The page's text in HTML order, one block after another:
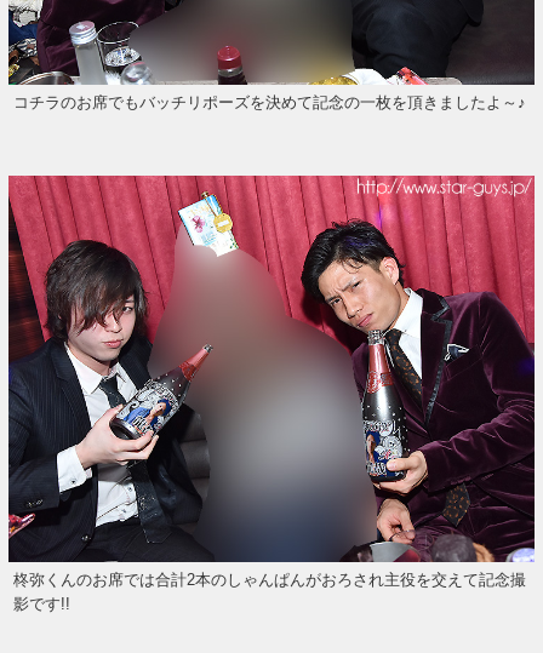
コチラのお席でもバッチリポーズを決めて記念の一枚を頂きましたよ～♪
柊弥くんのお席では合計2本のしゃんぱんがおろされ主役を交えて記念撮
影です!!